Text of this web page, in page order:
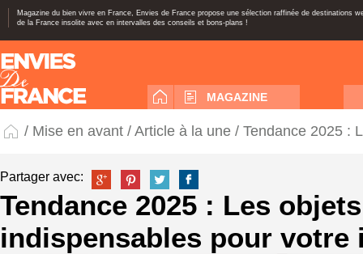
Magazine du bien vivre en France, Envies de France propose une sélection raffinée de destinations
de la France insolite avec en intervalles des conseils et bons-plans !
MAGAZINE
/ Mise en avant / Article à la une / Tendance 2025 :
Partager avec:
Tendance 2025 : Les objets
indispensables pour votre